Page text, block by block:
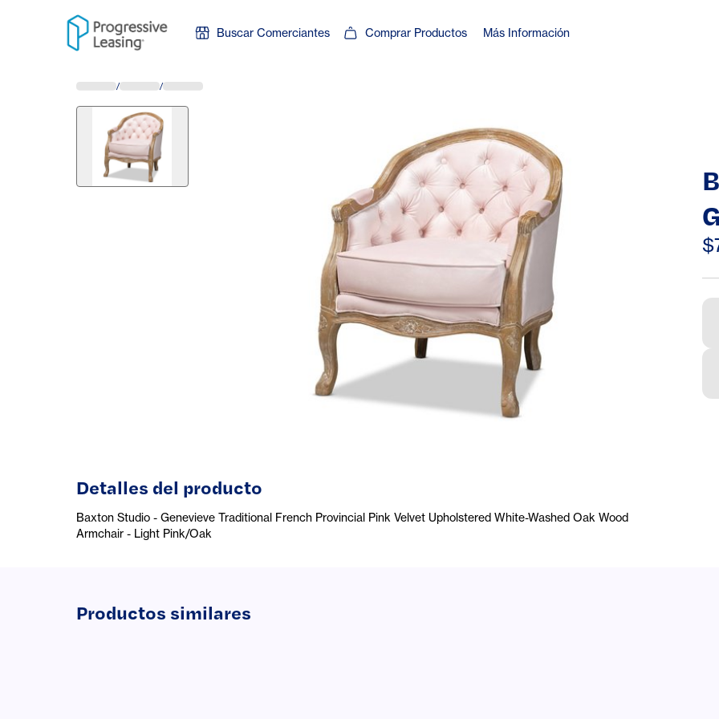
Skip to content
Buscar Comerciantes Comprar Productos Más Información
/ /
Detalles del producto
Baxton Studio - Genevieve Traditional French Provincial Pink Velvet Upholstered White-Washed Oak Wood
Armchair - Light Pink/Oak
Productos similares